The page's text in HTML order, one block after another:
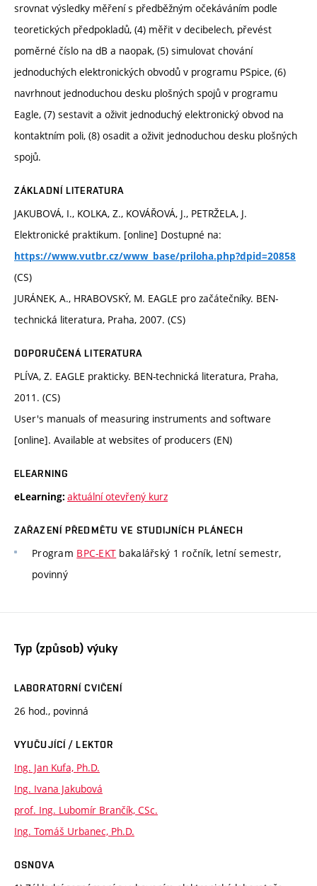
srovnat výsledky měření s předběžným očekáváním podle
teoretických předpokladů, (4) měřit v decibelech, převést
poměrné číslo na dB a naopak, (5) simulovat chování
jednoduchých elektronických obvodů v programu PSpice, (6)
navrhnout jednoduchou desku plošných spojů v programu
Eagle, (7) sestavit a oživit jednoduchý elektronický obvod na
kontaktním poli, (8) osadit a oživit jednoduchou desku plošných
spojů.
ZÁKLADNÍ LITERATURA
JAKUBOVÁ, I., KOLKA, Z., KOVÁŘOVÁ, J., PETRŽELA, J.
Elektronické praktikum. [online] Dostupné na:
https://www.vutbr.cz/www_base/priloha.php?dpid=20858
(CS)
JURÁNEK, A., HRABOVSKÝ, M. EAGLE pro začátečníky. BEN-
technická literatura, Praha, 2007. (CS)
DOPORUČENÁ LITERATURA
PLÍVA, Z. EAGLE prakticky. BEN-technická literatura, Praha,
2011. (CS)
User's manuals of measuring instruments and software
[online]. Available at websites of producers (EN)
ELEARNING
eLearning: aktuální otevřený kurz
ZAŘAZENÍ PŘEDMĚTU VE STUDIJNÍCH PLÁNECH
Program BPC-EKT bakalářský 1 ročník, letní semestr,
povinný
Typ (způsob) výuky
LABORATORNÍ CVIČENÍ
26 hod., povinná
VYUČUJÍCÍ / LEKTOR
Ing. Jan Kufa, Ph.D.
Ing. Ivana Jakubová
prof. Ing. Lubomír Brančík, CSc.
Ing. Tomáš Urbanec, Ph.D.
OSNOVA